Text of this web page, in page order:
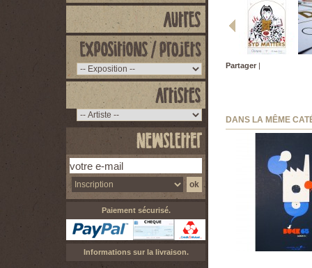
Paiement sécurisé.
Informations sur la livraison.
Partager |
DANS LA MÊME